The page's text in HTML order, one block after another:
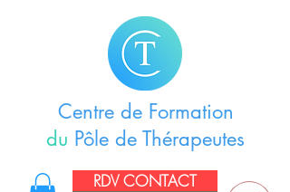
Centre de Formation
du Pôle de Thérapeutes
RDV CONTACT